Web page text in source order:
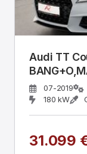
Audi TT
07-2019
180 kW
31.099